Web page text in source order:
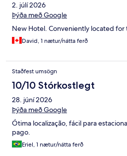
2. júlí 2026
Þýða með Google
New Hotel. Conveniently located for
David, 1 nætur/nátta ferð
Staðfest umsögn
10/10 Stórkostlegt
28. júní 2026
Þýða með Google
Ótima localização, fácil para
pago.
Eriel, 1 nætur/nátta ferð